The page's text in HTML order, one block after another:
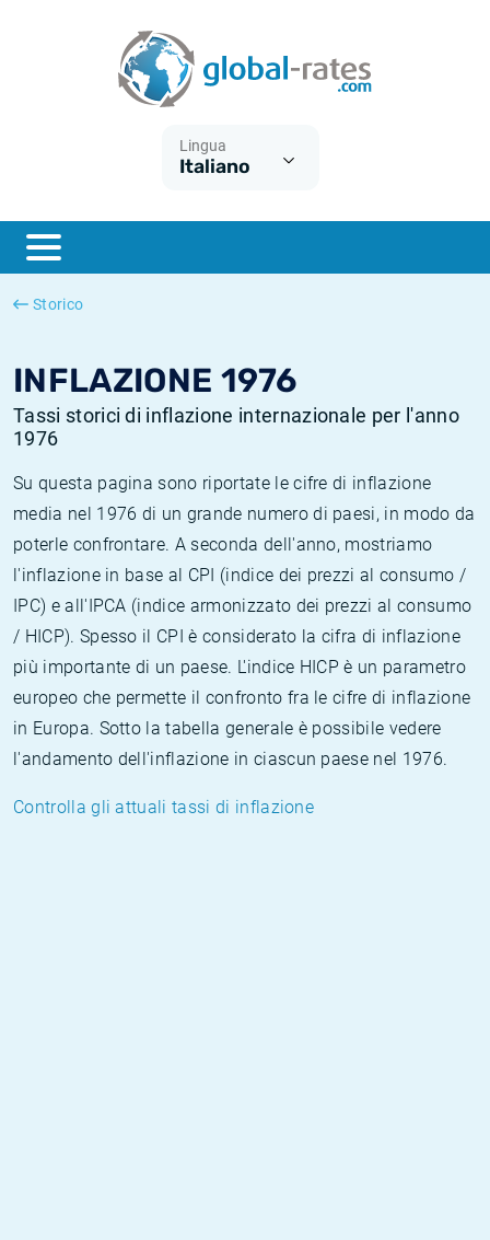
Lingua
Italiano
Storico
INFLAZIONE 1976
Tassi storici di inflazione internazionale per l'anno
1976
Su questa pagina sono riportate le cifre di inflazione
media nel 1976 di un grande numero di paesi, in modo da
poterle confrontare. A seconda dell'anno, mostriamo
l'inflazione in base al CPI (indice dei prezzi al consumo /
IPC) e all'IPCA (indice armonizzato dei prezzi al consumo
/ HICP). Spesso il CPI è considerato la cifra di inflazione
più importante di un paese. L'indice HICP è un parametro
europeo che permette il confronto fra le cifre di inflazione
in Europa. Sotto la tabella generale è possibile vedere
l'andamento dell'inflazione in ciascun paese nel 1976.
Controlla gli attuali tassi di inflazione
ESTER
SONIA
Cos'è l'inflazione CPI?
Cos'è l'inflazione HICP?
Inflazione Italia
Inflazione Stati Uniti
Tassi storici Euribor
Tassi storici di SONIA
Tassi storici di TONAR
Calcolatore dell’inflazione